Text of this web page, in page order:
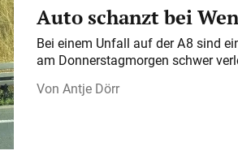
Auto schanzt bei
Bei einem Unfall auf der A 8 sind
am Donnerstagmorgen schwer
Antje Dörr